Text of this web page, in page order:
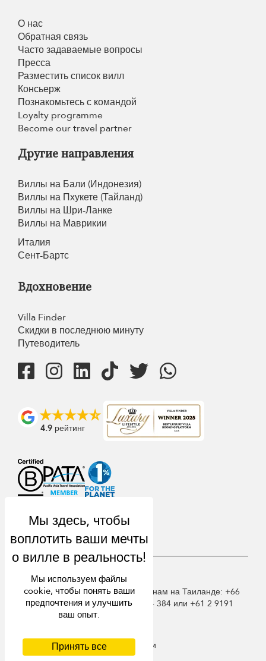
О нас
Обратная связь
Часто задаваемые вопросы
Пресса
Разместить список вилл
Консьерж
Познакомьтесь с командой
Loyalty programme
Become our travel partner
Другие направления
Виллы на Бали (Индонезия)
Виллы на Пхукете (Тайланд)
Виллы на Шри-Ланке
Виллы на Маврикии
Италия
Сент-Бартс
Вдохновение
Villa Finder
Скидки в последнюю минуту
Путеводитель
4.9 рейтинг
USD $ ru русский
© 2026 Samui Villa Finder. Звоните нам на Таиланде: +66
60 003 5911 / Австралия: 1300 014 384 или +61 2 9191
7419 / Сингапур +65 6871 8993.
Положение о конфиденциальности
Cookies
Мы используем файлы
cookie, чтобы понять ваши
предпочтения и улучшить
ваш опыт.
Принять все